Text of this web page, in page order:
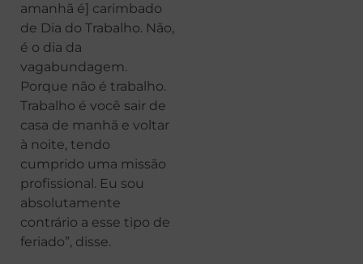
amanhã é] carimbado
de Dia do Trabalho. Não,
é o dia da
vagabundagem.
Porque não é trabalho.
Trabalho é você sair de
casa de manhã e voltar
à noite, tendo
cumprido uma missão
profissional. Eu sou
absolutamente
contrário a esse tipo de
feriado”, disse.